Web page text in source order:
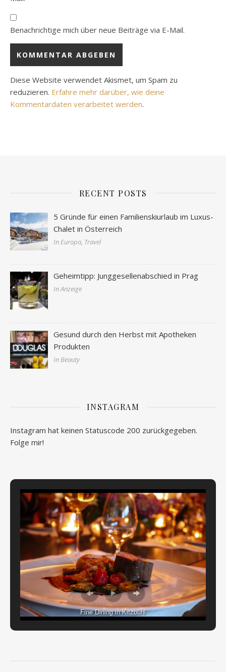
Benachrichtige mich über neue Beiträge via E-Mail.
Diese Website verwendet Akismet, um Spam zu
reduzieren. Erfahre mehr darüber, wie deine
Kommentardaten verarbeitet werden.
RECENT POSTS
5 Gründe für einen Familienskiurlaub im Luxus-
Chalet in Österreich
In Europa, Travel
Geheimtipp: Junggesellenabschied in Prag
In Anzeige
Gesund durch den Herbst mit Apotheken
Produkten
In Beauty
INSTAGRAM
Instagram hat keinen Statuscode 200 zurückgegeben.
Folge mir!
Fine Dining in Kitzbühl